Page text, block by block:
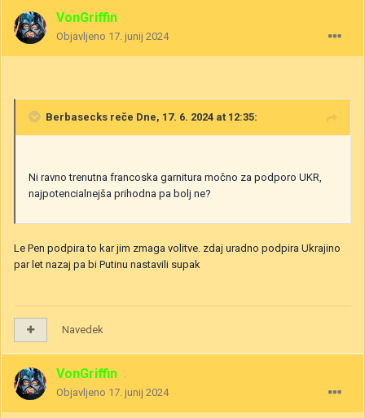
VonGriffin
Objavljeno 17. junij 2024
Berbasecks reče Dne, 17. 6. 2024 at 12:35:
Ni ravno trenutna francoska garnitura močno za podporo UKR,
najpotencialnejša prihodna pa bolj ne?
Le Pen podpira to kar jim zmaga volitve. zdaj uradno podpira Ukrajino
par let nazaj pa bi Putinu nastavili supak
Navedek
VonGriffin
Objavljeno 17. junij 2024